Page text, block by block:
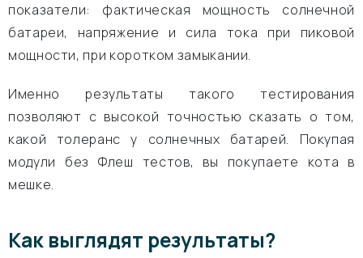
показатели: фактическая мощность солнечной
батареи, напряжение и сила тока при пиковой
мощности, при коротком замыкании.
Именно результаты такого тестирования
позволяют с высокой точностью сказать о том,
какой толеранс у солнечных батарей. Покупая
модули без Флеш тестов, вы покупаете кота в
мешке.
Как выглядят результаты?